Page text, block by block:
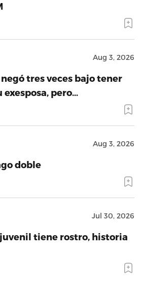
Aug 3, 2026
negó tres veces bajo tener
pero…
Aug 3, 2026
doble
Jul 30, 2026
tiene rostro, historia